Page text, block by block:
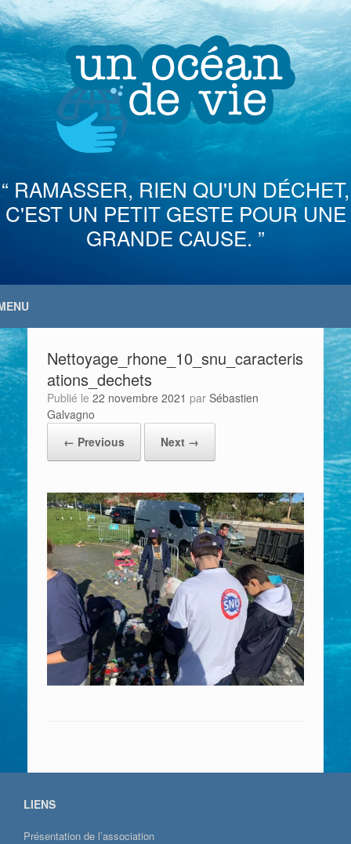
Skip
to
content
“ RAMASSER, RIEN QU'UN DÉCHET,
C'EST UN PETIT GESTE POUR UNE
GRANDE CAUSE. ”
Nettoyage_rhone_10_snu_caracteris
ations_dechets
Publié le 22 novembre 2021 par Sébastien
Galvagno
← Previous
Next →
LIENS
Présentation de l’association